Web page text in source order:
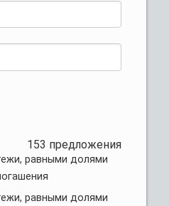
153 предложения
равными долями
равными долями